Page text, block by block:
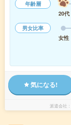
年齢層
20代
男女比率
女性
気になる!
派遣会社